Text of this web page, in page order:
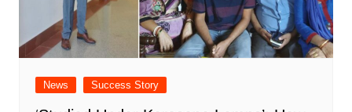
News Success Story